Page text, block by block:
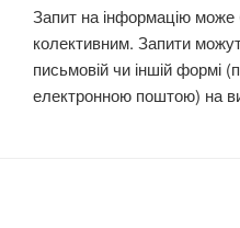
Запит на інформацію може
колективним. Запити
письмовій чи іншій формі
електронною поштою) на